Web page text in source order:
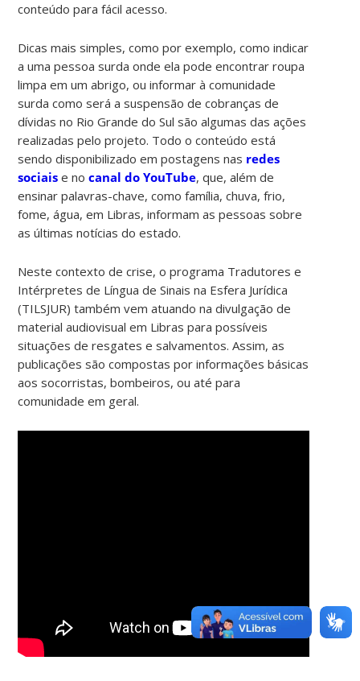
conteúdo para fácil acesso.
Dicas mais simples, como por exemplo, como indicar
a uma pessoa surda onde ela pode encontrar roupa
limpa em um abrigo, ou informar à comunidade
surda como será a suspensão de cobranças de
dívidas no Rio Grande do Sul são algumas das ações
realizadas pelo projeto. Todo o conteúdo está
sendo disponibilizado em postagens nas redes
sociais e nocanal do YouTube, que, além de
ensinar palavras-chave, como família, chuva, frio,
fome, água, em Libras, informam as pessoas sobre
as últimas notícias do estado.
Neste contexto de crise, o programa Tradutores e
Intérpretes de Língua de Sinais na Esfera Jurídica
(TILSJUR) também vem atuando na divulgação de
material audiovisual em Libras para possíveis
situações de resgates e salvamentos. Assim, as
publicações são compostas por informações básicas
aos socorristas, bombeiros, ou até para
comunidade em geral.